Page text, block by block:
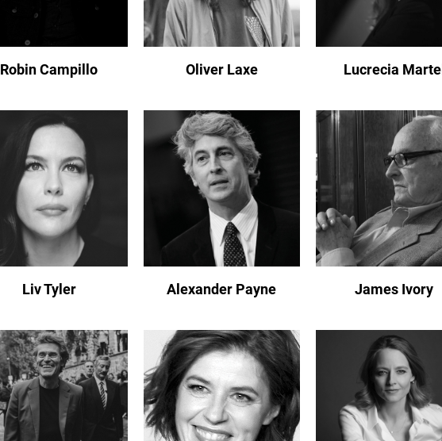
Robin Campillo Oliver Laxe Lucrecia Martel
Liv Tyler Alexander Payne James Ivory